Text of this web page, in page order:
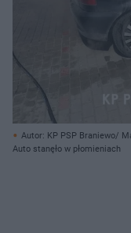
Autor: KP PSP Braniewo/
Auto stanęło w płomieniach